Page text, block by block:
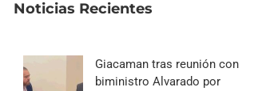
Noticias Recientes
Giacaman tras reunión con
biministro Alvarado por